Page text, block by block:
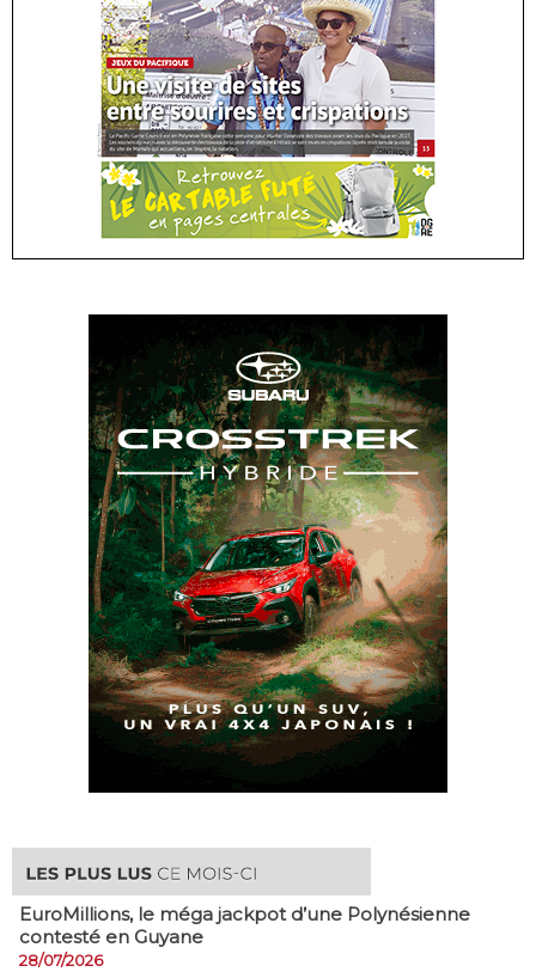
EuroMillions, ​le méga jackpot d’une Polynésienne
contesté en Guyane
28/07/2026